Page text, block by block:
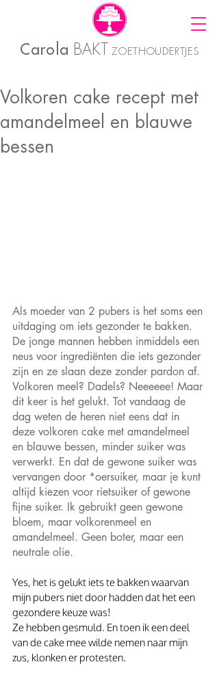
Carola BAKT ZOETHOUDERTJES
Volkoren cake recept met
amandelmeel en blauwe
bessen
Als moeder van 2 pubers is het soms een
uitdaging om iets gezonder te bakken.
De jonge mannen hebben inmiddels een
neus voor ingrediënten die iets gezonder
zijn en ze slaan deze zonder pardon af.
Volkoren meel? Dadels? Neeeeee! Maar
dit keer is het gelukt. Tot vandaag de
dag weten de heren niet eens dat in
deze volkoren cake met amandelmeel
en blauwe bessen, minder suiker was
verwerkt. En dat de gewone suiker was
vervangen door *oersuiker, maar je kunt
altijd kiezen voor rietsuiker of gewone
fijne suiker. Ik gebruikt geen gewone
bloem, maar volkorenmeel en
amandelmeel. Geen boter, maar een
neutrale olie.
Yes, het is gelukt iets te bakken waarvan
mijn pubers niet door hadden dat het een
gezondere keuze was!
Ze hebben gesmuld. En toen ik een deel
van de cake mee wilde nemen naar mijn
zus, klonken er protesten.